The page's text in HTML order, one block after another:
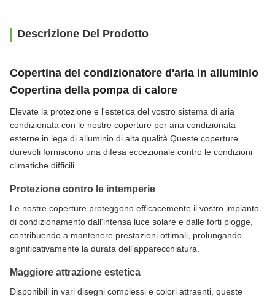
Descrizione Del Prodotto
Copertina del condizionatore d'aria in alluminio
Copertina della pompa di calore
Elevate la protezione e l'estetica del vostro sistema di aria
condizionata con le nostre coperture per aria condizionata
esterne in lega di alluminio di alta qualità.Queste coperture
durevoli forniscono una difesa eccezionale contro le condizioni
climatiche difficili.
Protezione contro le intemperie
Le nostre coperture proteggono efficacemente il vostro impianto
di condizionamento dall'intensa luce solare e dalle forti piogge,
contribuendo a mantenere prestazioni ottimali, prolungando
significativamente la durata dell'apparecchiatura.
Maggiore attrazione estetica
Disponibili in vari disegni complessi e colori attraenti, queste